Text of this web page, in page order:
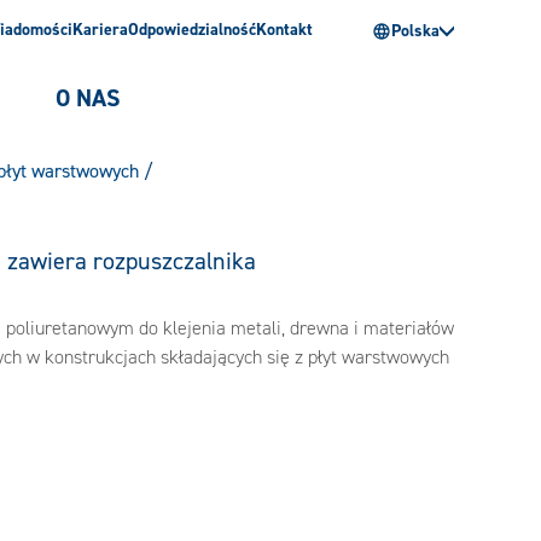
KarieraOdpowiedzialnośćKontakt Polska
O NAS
warstwowych /
rozpuszczalnika
do klejenia metali, drewna i materiałów
w konstrukcjach składających się z płyt warstwowych